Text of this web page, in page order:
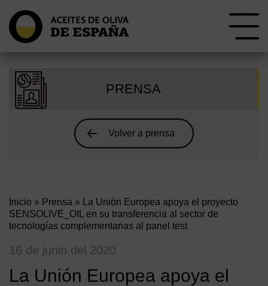
PRENSA
Volver a prensa
Inicio » Prensa » La Unión Europea apoya el proyecto
SENSOLIVE_OIL en su transferencia al sector de
tecnologías complementarias al panel test
16 de junio del 2020
La Unión Europea apoya el